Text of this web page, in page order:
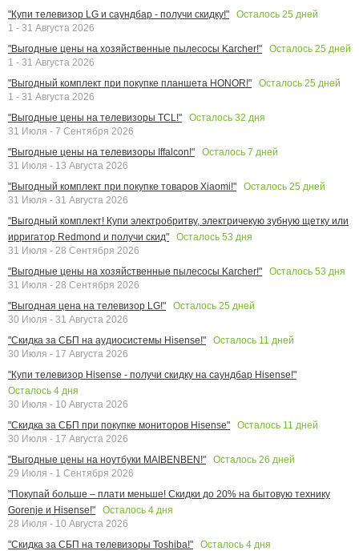
"Купи телевизор LG и саундбар - получи скидку!"
Осталось 25 дней
1 - 31 Августа 2026
"Выгодные цены на хозяйственные пылесосы Karcher!"
Осталось 25 дней
1 - 31 Августа 2026
"Выгодный комплект при покупке планшета HONOR!"
Осталось 25 дней
1 - 31 Августа 2026
"Выгодные цены на телевизоры TCL!"
Осталось 32 дня
31 Июля - 7 Сентября 2026
"Выгодные цены на телевизоры Iffalcon!"
Осталось 7 дней
31 Июля - 13 Августа 2026
"Выгодный комплект при покупке товаров Xiaomi!"
Осталось 25 дней
31 Июля - 31 Августа 2026
"Выгодный комплект! Купи электробритву, электричекую зубную щетку или
ирригатор Redmond и получи скид"
Осталось 53 дня
31 Июля - 28 Сентября 2026
"Выгодные цены на хозяйственные пылесосы Karcher!"
Осталось 53 дня
31 Июля - 28 Сентября 2026
"Выгодная цена на телевизор LG!"
Осталось 25 дней
30 Июля - 31 Августа 2026
"Скидка за СБП на аудиосистемы Hisense!"
Осталось 11 дней
30 Июля - 17 Августа 2026
"Купи телевизор Hisense - получи скидку на саундбар Hisense!"
Осталось 4 дня
30 Июля - 10 Августа 2026
"Скидка за СБП при покупке мониторов Hisense"
Осталось 11 дней
30 Июля - 17 Августа 2026
"Выгодные цены на ноутбуки MAIBENBEN!"
Осталось 26 дней
29 Июля - 1 Сентября 2026
"Покупай больше – плати меньше! Скидки до 20% на бытовую технику
Gorenje и Hisense!"
Осталось 4 дня
28 Июля - 10 Августа 2026
"Скидка за СБП на телевизоры Toshiba!"
Осталось 4 дня